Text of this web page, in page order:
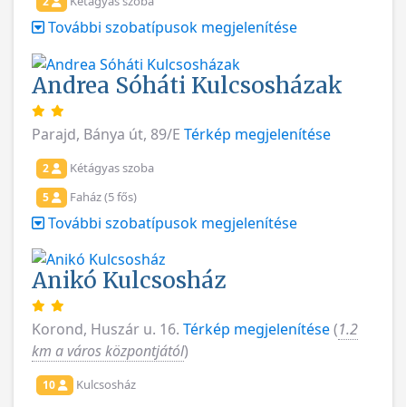
További szobatípusok megjelenítése
Andrea Sóháti Kulcsosházak
Parajd, Bánya út, 89/E Térkép megjelenítése
2 Kétágyas szoba
5 Faház (5 fős)
További szobatípusok megjelenítése
Anikó Kulcsosház
Korond, Huszár u. 16. Térkép megjelenítése(1.2
km a város központjától)
10 Kulcsosház